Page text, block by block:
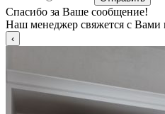
Спасибо за Ваше сообщение!
Наш менеджер свяжется с Вами